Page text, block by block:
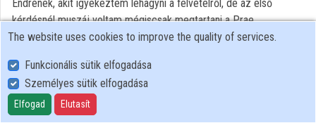
Endrének, akit igyekeztem lehagyni a felvételről, de az első
kérdésnél muszáj voltam mégiscsak megtartani a Prae
főszerkesztőjét is, ha már szerepel a programfüzetben is a fránya
User Policy
Adatkezelési tájékoztató (en)
Cookie Policy
The website uses cookies to improve the quality of services.
Funkcionális sütik elfogadása
Személyes sütik elfogadása
Elfogad Elutasít